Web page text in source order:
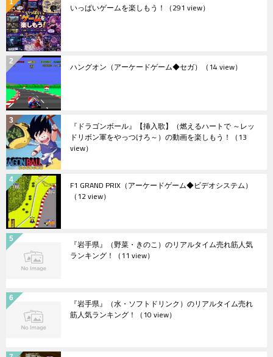
いっぱいゲームを楽しもう！ （291 view）
ハングオン（アーケードゲーム◆セガ） （14 view）
『ドラゴンボール』【挿入歌】（燃えるハートで ～レッ
ドリボン軍をやっつけろ～）の動画を楽しもう！ （13
view）
F1 GRAND PRIX（アーケードゲーム◆ビデオシステム）
（12 view）
『岩手県』（野菜・きのこ）のリアルタイム売れ筋人気
ランキング！ （11 view）
『岩手県』（水・ソフトドリンク）のリアルタイム売れ
筋人気ランキング！ （10 view）